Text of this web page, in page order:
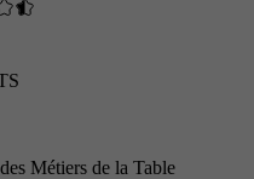
Métiers de la Table